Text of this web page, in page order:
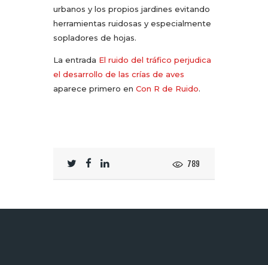
urbanos y los propios jardines evitando
herramientas ruidosas y especialmente
sopladores de hojas.
La entrada El ruido del tráfico perjudica
el desarrollo de las crías de aves
aparece primero en Con R de Ruido.
789